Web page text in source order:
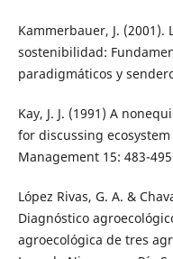
Kammerbauer, J. (2001).
sostenibilidad:
paradigmáticos y
Kay, J. J. (1991) A
for discussing
Management 15: 483-
López Rivas, G. A. &
Diagnóstico
agroecológica de tres